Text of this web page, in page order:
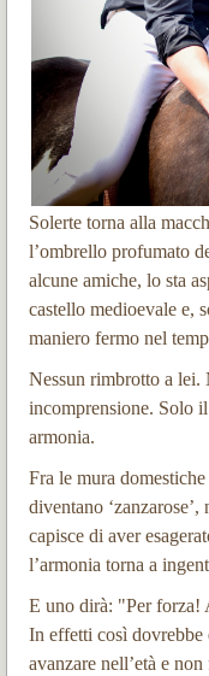
Solerte torna alla
l’ombrello profumato
alcune amiche, lo sta
castello medioevale e,
maniero fermo nel
Nessun rimbrotto a lei.
incomprensione. Solo
armonia.
Fra le mura
diventano
capisce di aver
l’armonia torna a
E uno dirà: "Per forza!
In effetti così dovrebbe
avanzare nell’età e